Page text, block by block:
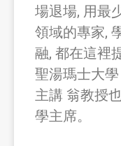
場退場, 用最
領域的專家,
融, 都在這裡
聖湯瑪士大
主講 翁教授
學主席。